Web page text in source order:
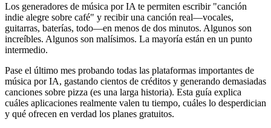
Los generadores de música por IA te permiten escribir "canción
indie alegre sobre café" y recibir una canción real—vocales,
guitarras, baterías, todo—en menos de dos minutos. Algunos son
increíbles. Algunos son malísimos. La mayoría están en un punto
intermedio.
Pase el último mes probando todas las plataformas importantes de
música por IA, gastando cientos de créditos y generando demasiadas
canciones sobre pizza (es una larga historia). Esta guía explica
cuáles aplicaciones realmente valen tu tiempo, cuáles lo desperdician
y qué ofrecen en verdad los planes gratuitos.